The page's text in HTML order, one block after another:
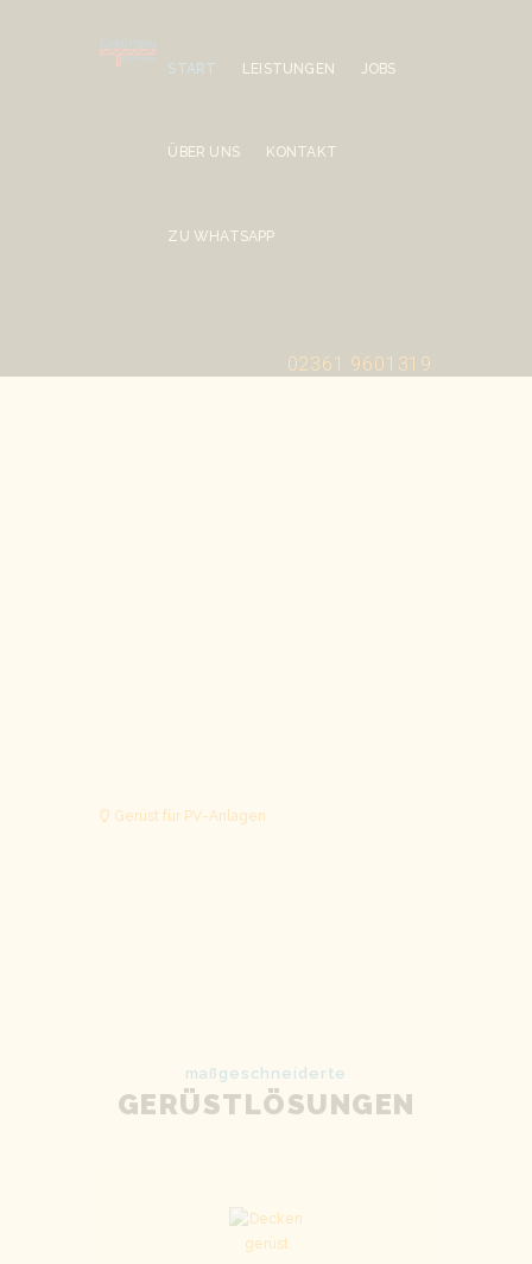
START LEISTUNGEN JOBS
ÜBER UNS KONTAKT
ZU WHATSAPP
02361 9601319
Gerüst für PV-Anlagen
maßgeschneiderte
GERÜSTLÖSUNGEN